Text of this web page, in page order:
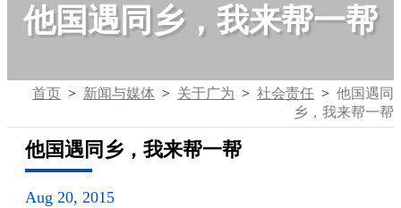
他国遇同乡，我来帮一帮
首页 > 新闻与媒体 > 关于广为 > 社会责任 > 他国遇同
乡，我来帮一帮
他国遇同乡，我来帮一帮
Aug 20, 2015